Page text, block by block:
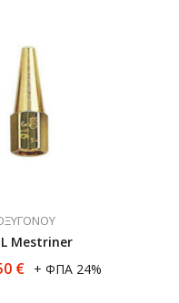
Mestriner
€ + ΦΠΑ 24%